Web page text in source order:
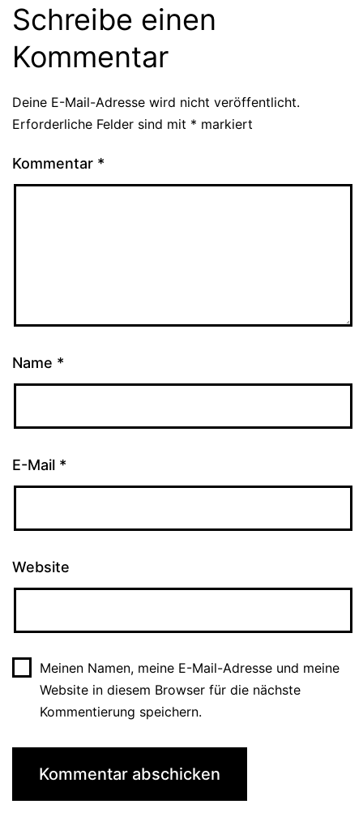
Schreibe einen
Kommentar
Deine E-Mail-Adresse wird nicht veröffentlicht.
Erforderliche Felder sind mit * markiert
Kommentar *
Name *
E-Mail *
Website
Meinen Namen, meine E-Mail-Adresse und meine
Website in diesem Browser für die nächste
Kommentierung speichern.